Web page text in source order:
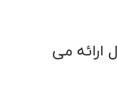
ارائه می